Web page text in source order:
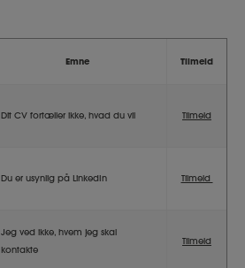
Emne Tilmeld
Dit CV fortæller ikke, hvad du vil Tilmeld
Du er usynlig på LinkedIn Tilmeld
Jeg ved ikke, hvem jeg skal
kontakte
Tilmeld